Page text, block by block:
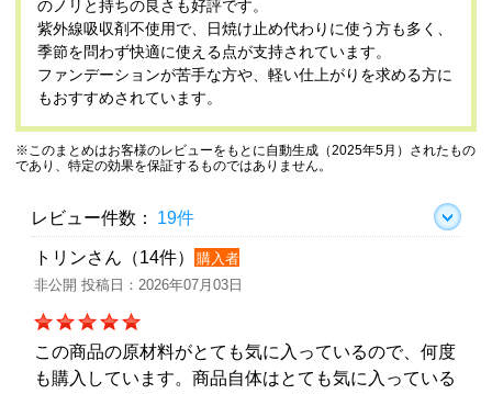
のノリと持ちの良さも好評です。
紫外線吸収剤不使用で、日焼け止め代わりに使う方も多く、
季節を問わず快適に使える点が支持されています。
ファンデーションが苦手な方や、軽い仕上がりを求める方に
もおすすめされています。
※このまとめはお客様のレビューをもとに自動生成（2025年5月）されたもの
であり、特定の効果を保証するものではありません。
レビュー件数： 19件
トリンさん（14件）
購入者
非公開 投稿日：2026年07月03日
この商品の原材料がとても気に入っているので、何度
も購入しています。商品自体はとても気に入っている